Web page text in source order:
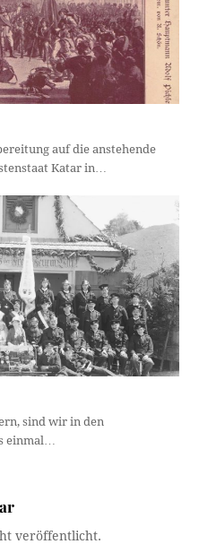
auf die anstehende
Katar in…
sind wir in den
einmal…
veröffentlicht.